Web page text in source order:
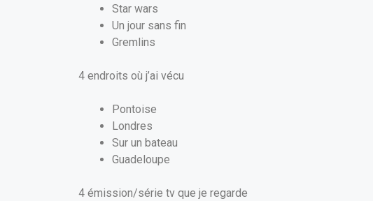
Star wars
Un jour sans fin
Gremlins
4 endroits où j’ai vécu
Pontoise
Londres
Sur un bateau
Guadeloupe
4 émission/série tv que je regarde